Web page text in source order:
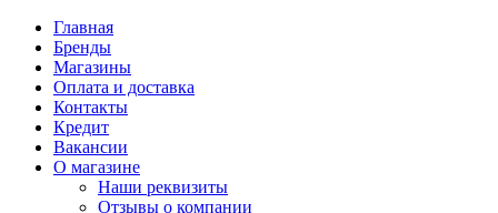
Главная
Бренды
Магазины
Оплата и доставка
Контакты
Кредит
Вакансии
О магазине
Наши реквизиты
Отзывы о компании